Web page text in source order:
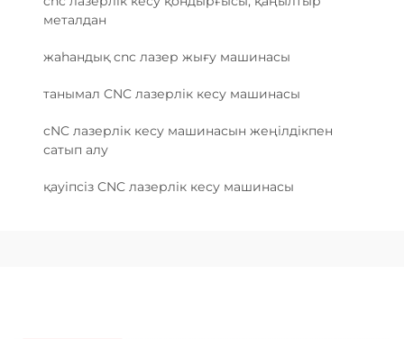
металдан
жаһандық cnc лазер жығу машинасы
танымал CNC лазерлік кесу машинасы
cNC лазерлік кесу машинасын жеңілдікпен
сатып алу
қауіпсіз CNC лазерлік кесу машинасы